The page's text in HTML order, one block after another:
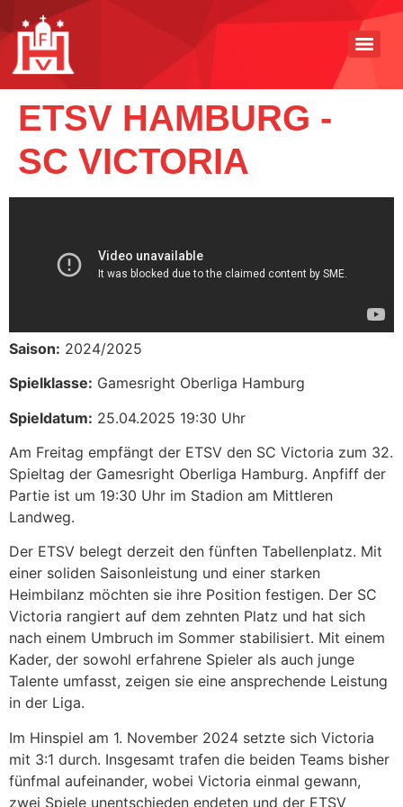
ETSV HAMBURG -
SC VICTORIA
Saison: 2024/2025
Spielklasse: Gamesright Oberliga Hamburg
Spieldatum: 25.04.2025 19:30 Uhr
Am Freitag empfängt der ETSV den SC Victoria zum 32.
Spieltag der Gamesright Oberliga Hamburg. Anpfiff der
Partie ist um 19:30 Uhr im Stadion am Mittleren
Landweg. ​
Der ETSV belegt derzeit den fünften Tabellenplatz. Mit
einer soliden Saisonleistung und einer starken
Heimbilanz möchten sie ihre Position festigen. Der SC
Victoria rangiert auf dem zehnten Platz und hat sich
nach einem Umbruch im Sommer stabilisiert. Mit einem
Kader, der sowohl erfahrene Spieler als auch junge
Talente umfasst, zeigen sie eine ansprechende Leistung
in der Liga.
Im Hinspiel am 1. November 2024 setzte sich Victoria
mit 3:1 durch. Insgesamt trafen die beiden Teams bisher
fünfmal aufeinander, wobei Victoria einmal gewann,
zwei Spiele unentschieden endeten und der ETSV